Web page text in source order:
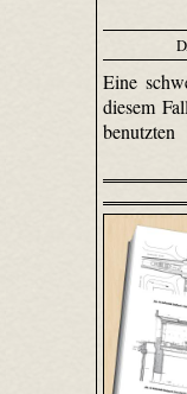
Eine
diesem